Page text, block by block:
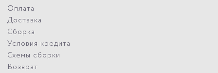
Оплата
Доставка
Сборка
Условия кредита
Схемы сборки
Возврат